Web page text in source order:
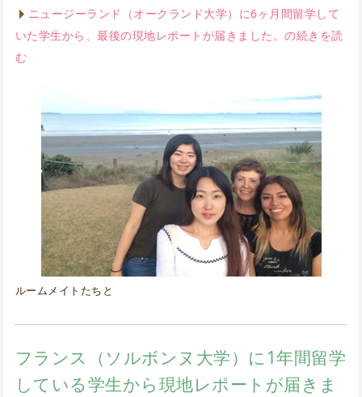
ニュージーランド（オークランド大学）に6ヶ月間留学して
いた学生から、最後の現地レポートが届きました。の続きを読
む
ルームメイトたちと
フランス（ソルボンヌ大学）に1年間留学
している学生から現地レポートが届きま